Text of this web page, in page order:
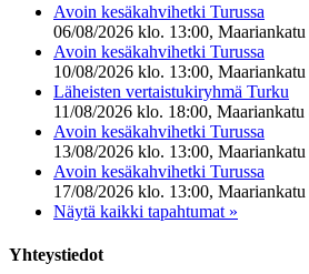
Avoin kesäkahvihetki Turussa
06/08/2026 klo. 13:00,
Avoin kesäkahvihetki Turussa
10/08/2026 klo. 13:00,
Läheisten vertaistukiryhmä Turku
11/08/2026 klo. 18:00,
Avoin kesäkahvihetki Turussa
13/08/2026 klo. 13:00,
Avoin kesäkahvihetki Turussa
17/08/2026 klo. 13:00,
Näytä kaikki tapahtumat »
Yhteystiedot